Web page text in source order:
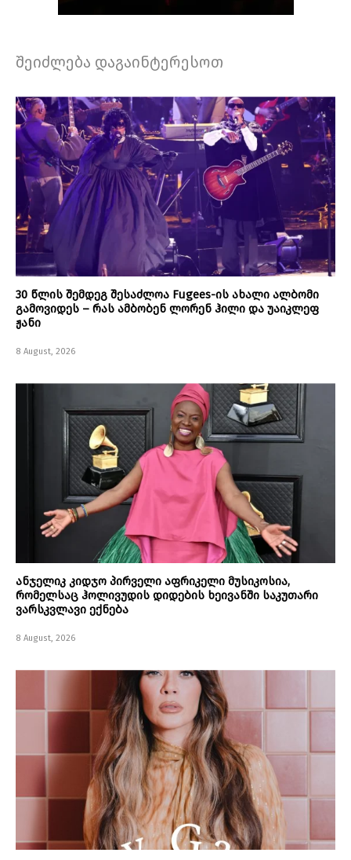
შეიძლება დაგაინტერესოთ
30 წლის შემდეგ შესაძლოა Fugees-ის ახალი ალბომი
გამოვიდეს – რას ამბობენ ლორენ ჰილი და უაიკლეფ
ჟანი
8 August, 2026
ანჯელიკ კიდჯო პირველი აფრიკელი მუსიკოსია,
რომელსაც ჰოლივუდის დიდების ხეივანში საკუთარი
ვარსკვლავი ექნება
8 August, 2026